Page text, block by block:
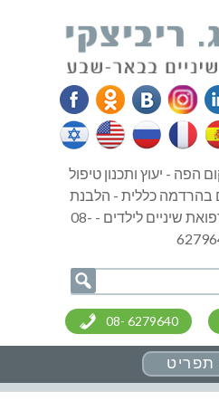
הפה - יעוץ ותכנון טיפול
בהרדמה כללית - הלבנת
שיניים ואסתטיקה - רפואת שיניים לילדים - 08-
08- 6279640
תפריט